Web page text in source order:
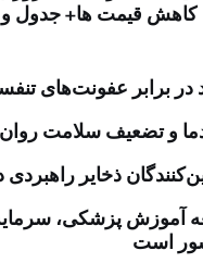
کاهش قیمت ها+ جدول و
در برابر عفونت‌های
و تضعیف سلامت
ذخایر راهبردی
آموزش پزشکی،
است